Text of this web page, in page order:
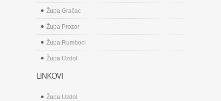
Župa Gračac
Župa Prozor
Župa Rumboci
Župa Uzdol
LINKOVI
Župa Uzdol